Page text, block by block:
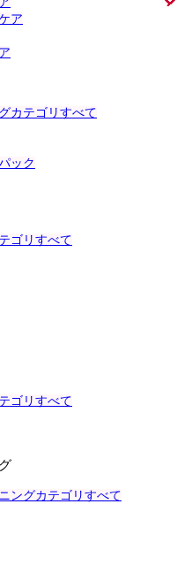
ア
カテゴリすべて
ック
ゴリすべて
ゴリすべて
ングカテゴリすべて